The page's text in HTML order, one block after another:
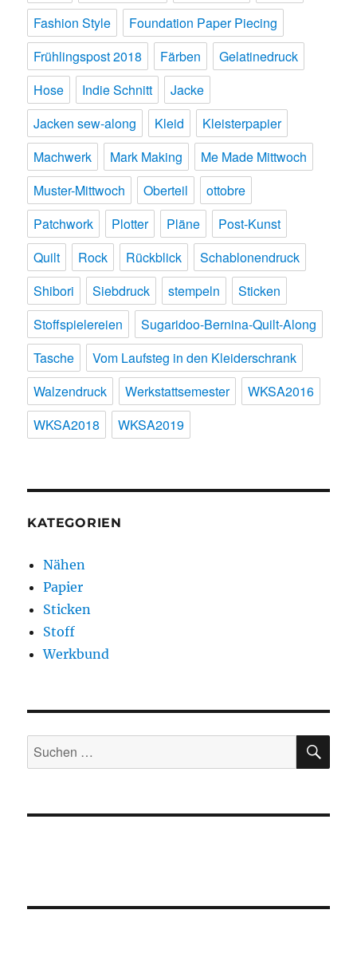
Fashion Style
Foundation Paper Piecing
Frühlingspost 2018
Färben
Gelatinedruck
Hose
Indie Schnitt
Jacke
Jacken sew-along
Kleid
Kleisterpapier
Machwerk
Mark Making
Me Made Mittwoch
Muster-Mittwoch
Oberteil
ottobre
Patchwork
Plotter Pläne
Post-Kunst
Quilt
Rock Rückblick
Schablonendruck
Shibori
Siebdruck stempeln
Sticken
Stoffspielereien
Sugaridoo-Bernina-Quilt-Along
Tasche
Vom Laufsteg in den Kleiderschrank
Walzendruck
Werkstattsemester
WKSA2016
WKSA2018
WKSA2019
KATEGORIEN
Nähen
Papier
Sticken
Stoff
Werkbund
Suchen
nach: